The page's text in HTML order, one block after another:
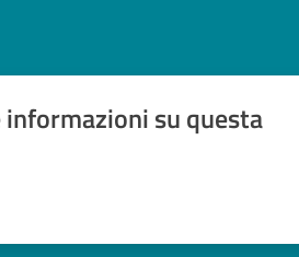
su questa